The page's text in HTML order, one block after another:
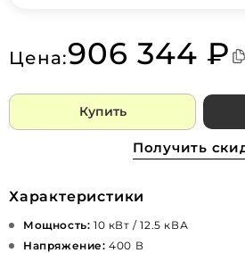
Цена:906 344 ₽
Купить
Получить
Характеристики
Мощность: 10 кВт / 12.5 кВА
Напряжение: 400 В